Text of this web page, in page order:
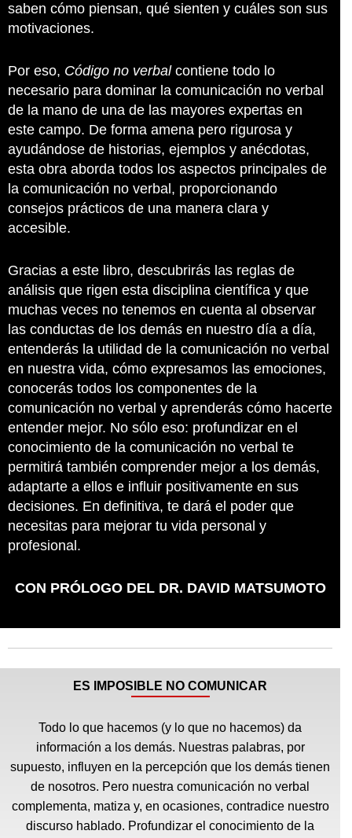
saben cómo piensan, qué sienten y cuáles son sus
motivaciones.
Por eso, Código no verbalcontiene todo lo
necesario para dominar la comunicación no verbal
de la mano de una de las mayores expertas en
este campo. De forma amena pero rigurosa y
ayudándose de historias, ejemplos y anécdotas,
esta obra aborda todos los aspectos principales de
la comunicación no verbal, proporcionando
consejos prácticos de una manera clara y
accesible.
Gracias a este libro, descubrirás las reglas de
análisis que rigen esta disciplina científica y que
muchas veces no tenemos en cuenta al observar
las conductas de los demás en nuestro día a día,
entenderás la utilidad de la comunicación no verbal
en nuestra vida, cómo expresamos las emociones,
conocerás todos los componentes de la
comunicación no verbal y aprenderás cómo hacerte
entender mejor. No sólo eso: profundizar en el
conocimiento de la comunicación no verbal te
permitirá también comprender mejor a los demás,
adaptarte a ellos e influir positivamente en sus
decisiones. En definitiva, te dará el poder que
necesitas para mejorar tu vida personal y
profesional.
CON PRÓLOGO DEL DR. DAVID MATSUMOTO
ES IMPOSIBLE NO COMUNICAR
Todo lo que hacemos (y lo que no hacemos) da
información a los demás. Nuestras palabras, por
supuesto, influyen en la percepción que los demás tienen
de nosotros. Pero nuestra comunicación no verbal
complementa, matiza y, en ocasiones, contradice nuestro
discurso hablado. Profundizar el conocimiento de la